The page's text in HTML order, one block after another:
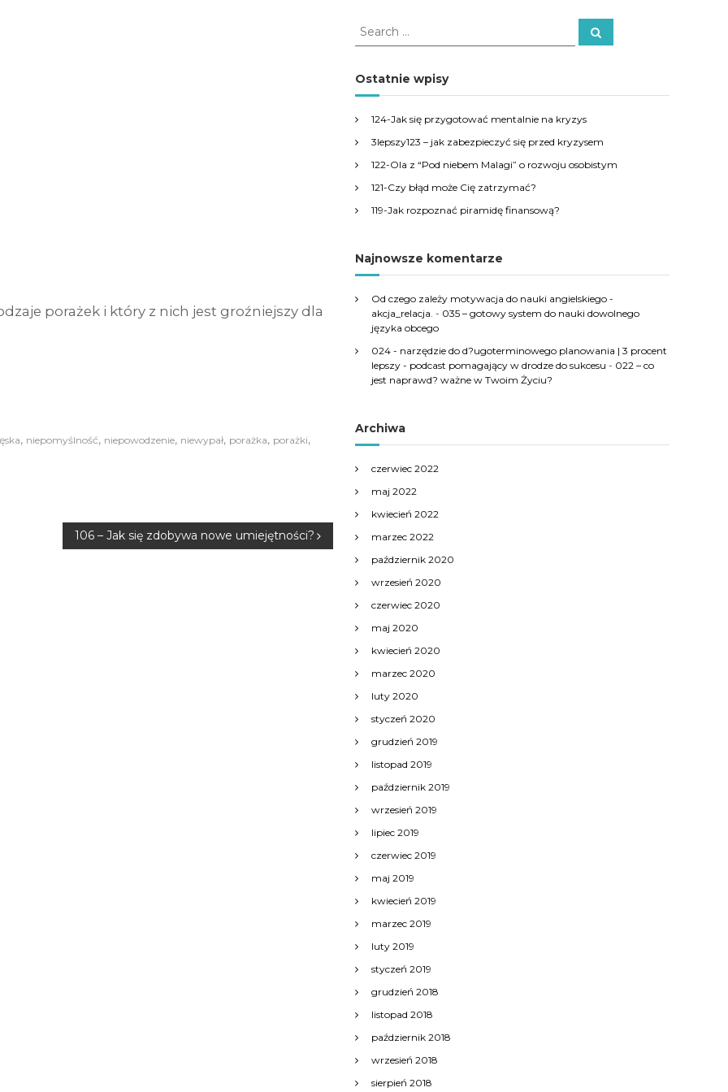
porażek i który z nich jest groźniejszy dla
, niepomyślność, niepowodzenie, niewypał, porażka, porażki,
106 – Jak się zdobywa nowe umiejętności?
S
e
r
c
f
o
r
S
Ostatnie wpisy
124-Jak się przygotować mentalnie na kryzys
3lepszy123 – jak zabezpieczyć się przed kryzysem
122-Ola z “Pod niebem Malagi” o rozwoju osobistym
121-Czy błąd może Cię zatrzymać?
119-Jak rozpoznać piramidę finansową?
Najnowsze komentarze
Od czego zależy motywacja do nauki angielskiego -
akcja_relacja. - 035 – gotowy system do nauki dowolnego
języka obcego
024 - narzędzie do d?ugoterminowego planowania | 3 procent
lepszy - podcast pomagający w drodze do sukcesu - 022 – co
jest naprawd? ważne w Twoim Życiu?
Archiwa
czerwiec 2022
maj 2022
kwiecień 2022
marzec 2022
październik 2020
wrzesień 2020
czerwiec 2020
maj 2020
kwiecień 2020
marzec 2020
luty 2020
styczeń 2020
grudzień 2019
listopad 2019
październik 2019
wrzesień 2019
lipiec 2019
czerwiec 2019
maj 2019
kwiecień 2019
marzec 2019
luty 2019
styczeń 2019
grudzień 2018
listopad 2018
październik 2018
wrzesień 2018
sierpień 2018